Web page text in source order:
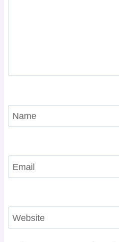
Name
Email
Website